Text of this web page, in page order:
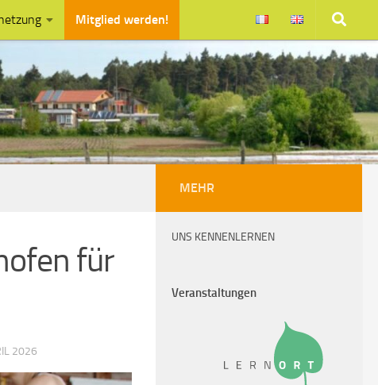
Mitglied werden!
für
2026
MEHR
UNS KENNENLERNEN
Veranstaltungen